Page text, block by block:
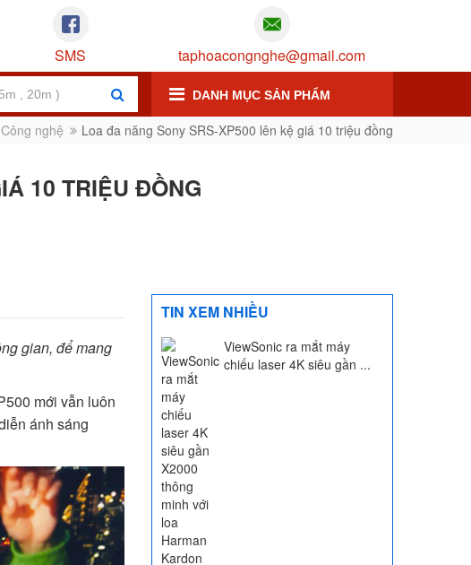
SMS taphoacongnghe@gmail.com
DANH MỤC SẢN PHẨM
Công nghệ Loa đa năng Sony SRS-XP500 lên kệ giá 10 triệu đồng
10 TRIỆU ĐỒNG
gian, để mang
mới vẫn luôn
ánh sáng
TIN XEM NHIỀU
ViewSonic ra mắt máy
chiếu laser 4K siêu gần ...